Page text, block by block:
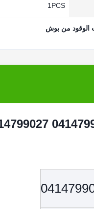
1PСS
من بوش
بوسخ جديدة مجموعة مضخة وحدة وقود الديزل 0414799008